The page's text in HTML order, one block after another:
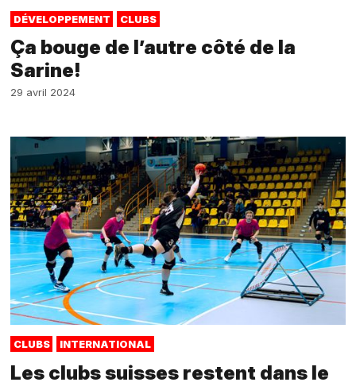
DÉVELOPPEMENT CLUBS
Ça bouge de l’autre côté de la
Sarine!
29 avril 2024
CLUBS INTERNATIONAL
Les clubs suisses restent dans le